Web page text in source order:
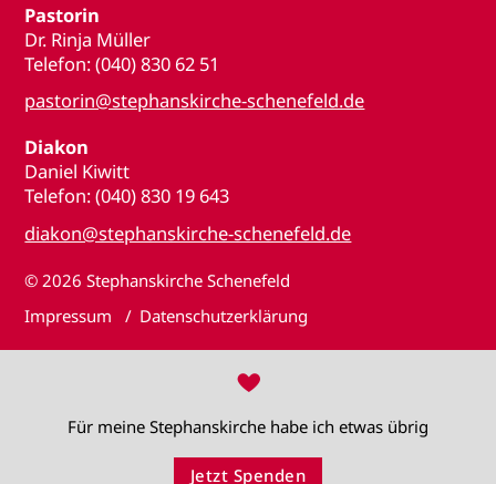
Pastorin
Dr. Rinja Müller
Telefon: (040) 830 62 51
pastorin@stephanskirche-schenefeld.de
Diakon
Daniel Kiwitt
Telefon: (040) 830 19 643
diakon@stephanskirche-schenefeld.de
© 2026 Stephanskirche Schenefeld
Impressum
Datenschutzerklärung
♥
Für meine Stephanskirche habe ich etwas übrig
Jetzt Spenden